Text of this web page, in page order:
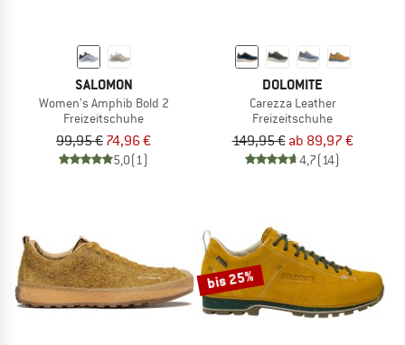
SALOMON
Women's Amphib Bold 2
Freizeitschuhe
99,95 € 74,96 €
5,0(1)
DOLOMITE
Carezza Leather
Freizeitschuhe
149,95 € ab 89,97 €
4,7(14)
bis 25%